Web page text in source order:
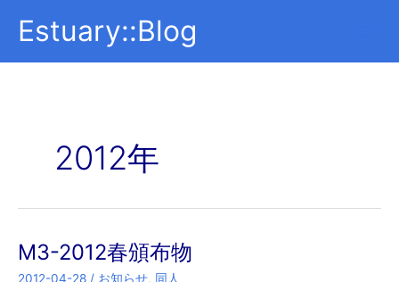
Estuary::Blog
2012年
M3-2012春頒布物
2012-04-28 / お知らせ, 同人